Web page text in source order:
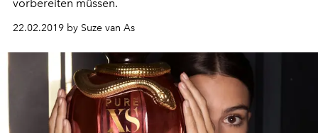
vorbereiten müssen.
22.02.2019 by Suze van As